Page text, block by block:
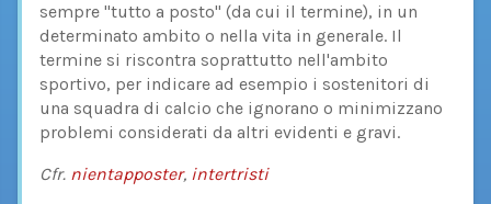
sempre "tutto a posto" (da cui il termine), in un
determinato ambito o nella vita in generale. Il
termine si riscontra soprattutto nell'ambito
sportivo, per indicare ad esempio i sostenitori di
una squadra di calcio che ignorano o minimizzano
problemi considerati da altri evidenti e gravi.
Cfr. nientapposter, intertristi